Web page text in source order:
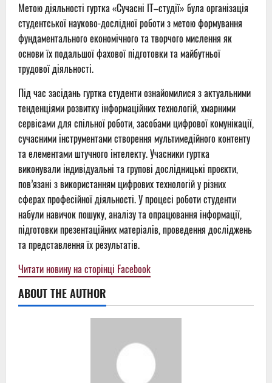
Метою діяльності гуртка «Сучасні ІТ–студії» була організація
студентської науково-дослідної роботи з метою формування
фундаментального економічного та творчого мислення як
основи їх подальшої фахової підготовки та майбутньої
трудової діяльності.
Під час засідань гуртка студенти ознайомилися з актуальними
тенденціями розвитку інформаційних технологій, хмарними
сервісами для спільної роботи, засобами цифрової комунікації,
сучасними інструментами створення мультимедійного контенту
та елементами штучного інтелекту. Учасники гуртка
виконували індивідуальні та групові дослідницькі проєкти,
пов’язані з використанням цифрових технологій у різних
сферах професійної діяльності. У процесі роботи студенти
набули навичок пошуку, аналізу та опрацювання інформації,
підготовки презентаційних матеріалів, проведення досліджень
та представлення їх результатів.
Читати новину на сторінці Facebook
ABOUT THE AUTHOR